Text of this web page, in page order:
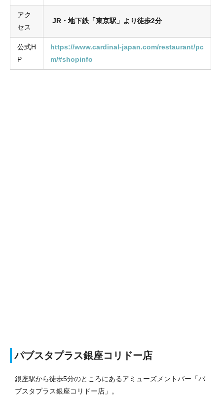
アク
セス
JR・地下鉄「東京駅」より徒歩2分
公式H
P
https://www.cardinal-japan.com/restaurant/pc
m/#shopinfo
パブスタプラス銀座コリドー店
銀座駅から徒歩5分のところにあるアミューズメントバー「パ
ブスタプラス銀座コリドー店」。